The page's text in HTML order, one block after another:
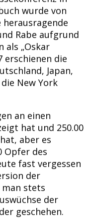
wurde von
Rabe aufgrund
als „Oskar
erschienen die
Japan,
New York
an einen
hat und 250.00
aber es
Opfer des
fast vergessen
der
stets
der
geschehen.